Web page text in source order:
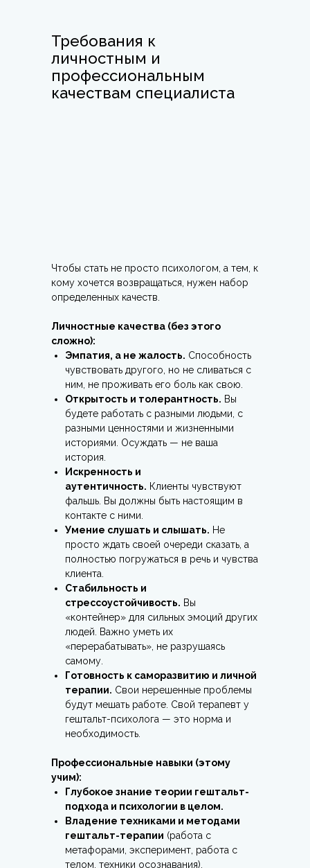
Требования к
личностным и
профессиональным
качествам специалиста
Чтобы стать не просто психологом, а тем, к
кому хочется возвращаться, нужен набор
определенных качеств.
Личностные качества (без этого
сложно):
Эмпатия, а не жалость. Способность
чувствовать другого, но не сливаться с
ним, не проживать его боль как свою.
Открытость и толерантность. Вы
будете работать с разными людьми, с
разными ценностями и жизненными
историями. Осуждать — не ваша
история.
Искренность и
аутентичность. Клиенты чувствуют
фальшь. Вы должны быть настоящим в
контакте с ними.
Умение слушать и слышать. Не
просто ждать своей очереди сказать, а
полностью погружаться в речь и чувства
клиента.
Стабильность и
стрессоустойчивость. Вы
«контейнер» для сильных эмоций других
людей. Важно уметь их
«перерабатывать», не разрушаясь
самому.
Готовность к саморазвитию и личной
терапии. Свои нерешенные проблемы
будут мешать работе. Свой терапевт у
гештальт-психолога — это норма и
необходимость.
Профессиональные навыки (этому
учим):
Глубокое знание теории гештальт-
подхода и психологии в целом.
Владение техниками и методами
гештальт-терапии (работа с
метафорами, эксперимент, работа с
телом, техники осознавания).